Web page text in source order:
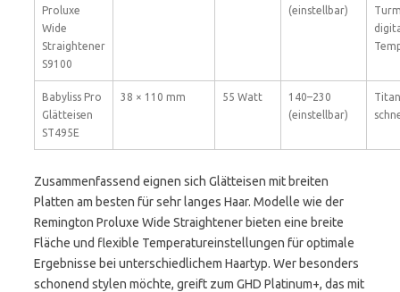
Proluxe
Wide
Straightener
S9100
(einstellbar)
Babyliss Pro
Glätteisen
ST495E
38 × 110 mm 55 Watt
140–230
(einstellbar)
Zusammenfassend eignen sich Glätteisen mit breiten
Platten am besten für sehr langes Haar. Modelle wie der
Remington Proluxe Wide Straightener bieten eine breite
Fläche und flexible Temperatureinstellungen für optimale
Ergebnisse bei unterschiedlichem Haartyp. Wer besonders
schonend stylen möchte, greift zum GHD Platinum+, das mit